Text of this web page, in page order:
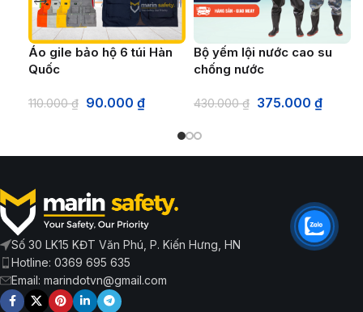
Áo gile bảo hộ 6 túi Hàn
Quốc
110.000₫ 90.000 ₫
Bộ yếm lội nước cao su
chống nước
430.000₫ 375.000 ₫
Số 30 LK15 KĐT Văn Phú, P. Kiến Hưng, HN
Hotline: 0369 695 635
Email: marindotvn@gmail.com